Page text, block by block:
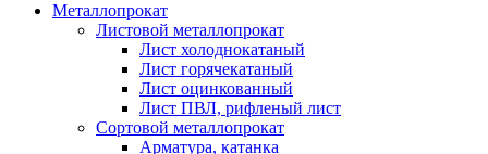
Металлопрокат
Листовой металлопрокат
Лист холоднокатаный
Лист горячекатаный
Лист оцинкованный
Лист ПВЛ, рифленый лист
Сортовой металлопрокат
Арматура, катанка